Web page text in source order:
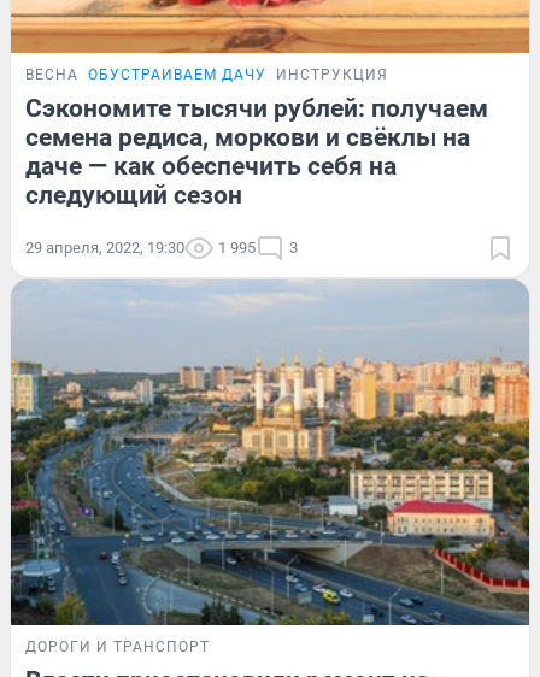
ВЕСНА ОБУСТРАИВАЕМ ДАЧУ ИНСТРУКЦИЯ
Сэкономите тысячи рублей: получаем
семена редиса, моркови и свёклы на
даче — как обеспечить себя на
следующий сезон
29 апреля, 2022, 19:30 1 995 3
ДОРОГИ И ТРАНСПОРТ